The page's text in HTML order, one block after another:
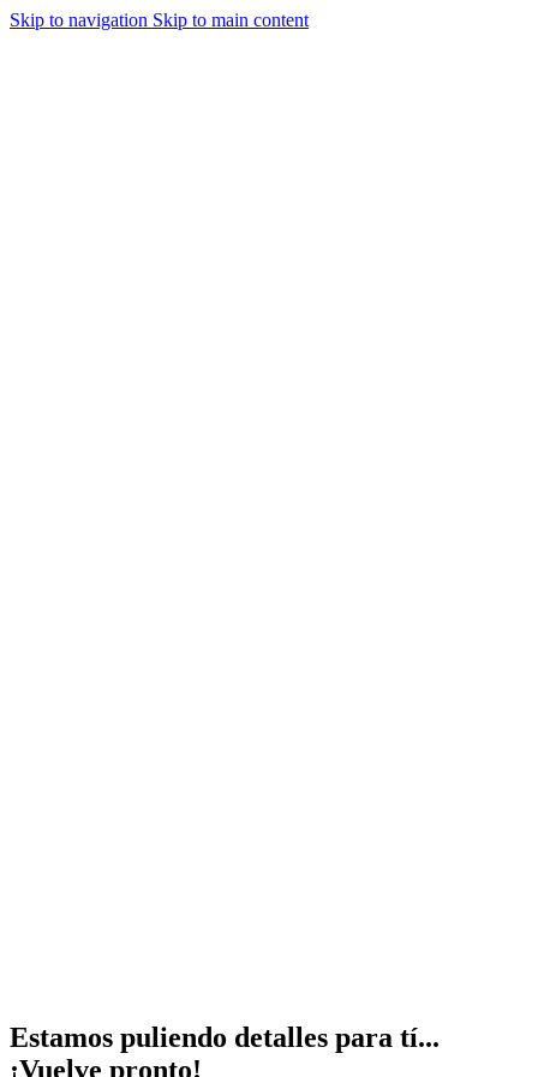
Skip to navigation Skip to main content
Estamos puliendo detalles para tí...
¡Vuelve pronto!